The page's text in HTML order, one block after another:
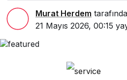
Murat Herdem
21 Mayıs 2026, 00:15